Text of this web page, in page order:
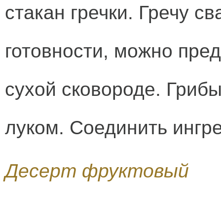
стакан гречки. Гречу
готовности, можно
сухой сковороде.
луком. Соединить
Десерт фруктовый